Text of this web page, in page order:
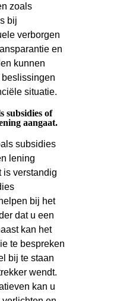
zoals
bij
verborgen
en
kunnen
situatie.
subsidies of
aangaat.
subsidies
lening
is verstandig
bij het
dat u een
kan het
te bespreken
bij te staan
wendt.
kan u